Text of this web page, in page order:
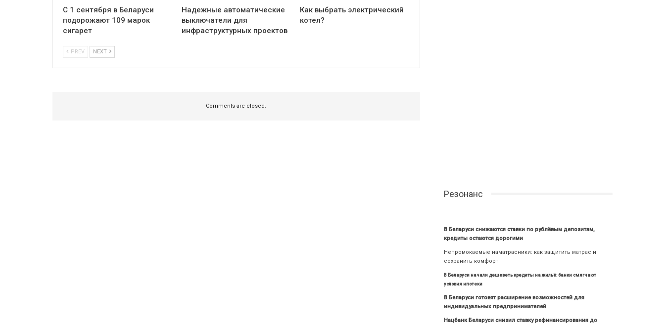
С 1 сентября в Беларуси
подорожают 109 марок
сигарет
Надежные автоматические
выключатели для
инфраструктурных проектов
Как выбрать электрический
котел?
PREV NEXT
Comments are closed.
Резонанс
В Беларуси снижаются ставки по рублёвым депозитам,
кредиты остаются дорогими
Непромокаемые наматрасники: как защитить матрас и
сохранить комфорт
В Беларуси начали дешеветь кредиты на жильё: банки смягчают
условия ипотеки
В Беларуси готовят расширение возможностей для
индивидуальных предпринимателей
Нацбанк Беларуси снизил ставку рефинансирования до